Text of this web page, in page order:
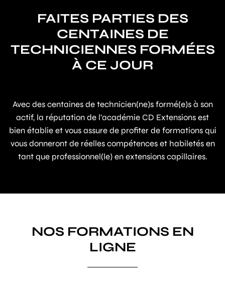
FAITES PARTIES DES
CENTAINES DE
TECHNICIENNES FORMÉES
À CE JOUR
Avec des centaines de technicien(ne)s formé(e)s à son
actif, la réputation de l’académie CD Extensions est
bien établie et vous assure de profiter de formations qui
vous donneront de réelles compétences et habiletés en
tant que professionnel(le) en extensions capillaires.
NOS FORMATIONS EN
LIGNE